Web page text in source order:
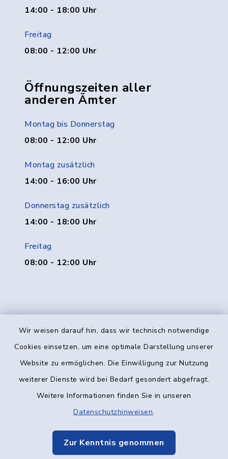
Wir weisen darauf hin, dass wir technisch notwendige
Cookies einsetzen, um eine optimale Darstellung unserer
Website zu ermöglichen. Die Einwilligung zur Nutzung
weiterer Dienste wird bei Bedarf gesondert abgefragt.
Weitere Informationen finden Sie in unseren
Datenschutzhinweisen.
Zur Kenntnis genommen
14:00 - 18:00 Uhr
Freitag
08:00 - 12:00 Uhr
Öffnungszeiten aller
anderen Ämter
Montag bis Donnerstag
08:00 - 12:00 Uhr
Montag zusätzlich
14:00 - 16:00 Uhr
Donnerstag zusätzlich
14:00 - 18:00 Uhr
Freitag
08:00 - 12:00 Uhr
Kontakt
Datenschutz
Elektronische Kommunikation